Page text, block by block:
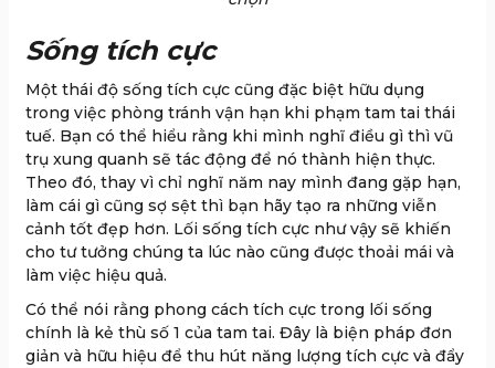
Sống tích cực
Một thái độ sống tích cực cũng đặc biệt hữu dụng
trong việc phòng tránh vận hạn khi phạm tam tai thái
tuế. Bạn có thể hiểu rằng khi mình nghĩ điều gì thì vũ
trụ xung quanh sẽ tác động để nó thành hiện thực.
Theo đó, thay vì chỉ nghĩ năm nay mình đang gặp hạn,
làm cái gì cũng sợ sệt thì bạn hãy tạo ra những viễn
cảnh tốt đẹp hơn. Lối sống tích cực như vậy sẽ khiến
cho tư tưởng chúng ta lúc nào cũng được thoải mái và
làm việc hiệu quả.
Có thể nói rằng phong cách tích cực trong lối sống
chính là kẻ thù số 1 của tam tai. Đây là biện pháp đơn
giản và hữu hiệu để thu hút năng lượng tích cực và đẩy